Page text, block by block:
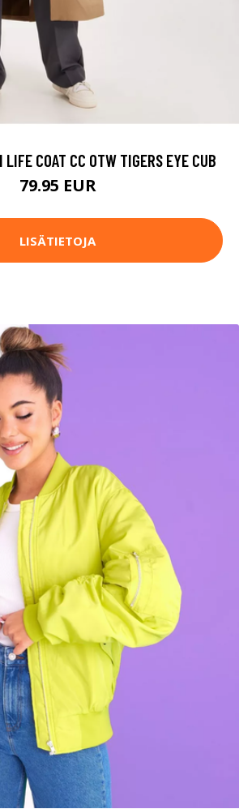
LIFE COAT CC OTW TIGERS EYE CUB
79.95 EUR
LISÄTIETOJA